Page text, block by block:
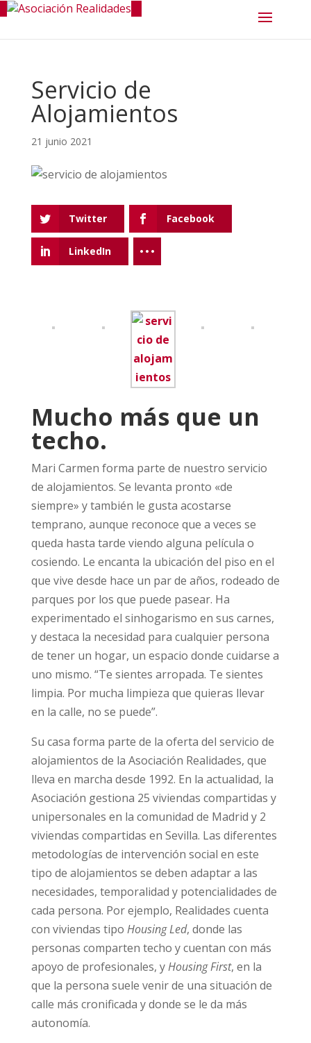
Servicio de
Alojamientos
21 junio 2021
Twitter Facebook
LinkedIn
Mucho más que un
techo.
Mari Carmen forma parte de nuestro servicio
de alojamientos. Se levanta pronto «de
siempre» y también le gusta acostarse
temprano, aunque reconoce que a veces se
queda hasta tarde viendo alguna película o
cosiendo. Le encanta la ubicación del piso en el
que vive desde hace un par de años, rodeado de
parques por los que puede pasear. Ha
experimentado el sinhogarismo en sus carnes,
y destaca la necesidad para cualquier persona
de tener un hogar, un espacio donde cuidarse a
uno mismo. “Te sientes arropada. Te sientes
limpia. Por mucha limpieza que quieras llevar
en la calle, no se puede”.
Su casa forma parte de la oferta del servicio de
alojamientos de la Asociación Realidades, que
lleva en marcha desde 1992. En la actualidad, la
Asociación gestiona 25 viviendas compartidas y
unipersonales en la comunidad de Madrid y 2
viviendas compartidas en Sevilla. Las diferentes
metodologías de intervención social en este
tipo de alojamientos se deben adaptar a las
necesidades, temporalidad y potencialidades de
cada persona. Por ejemplo, Realidades cuenta
con viviendas tipo Housing Led, donde las
personas comparten techo y cuentan con más
apoyo de profesionales, yHousing First, en la
que la persona suele venir de una situación de
calle más cronificada y donde se le da más
autonomía.